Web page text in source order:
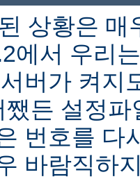
상황은 매
에서 우리
버가 켜지
든 설정
번호를 다
바람직하